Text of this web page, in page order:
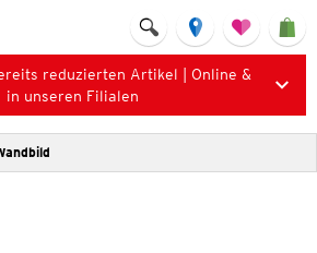
reduzierten Artikel | Online &
in unseren Filialen